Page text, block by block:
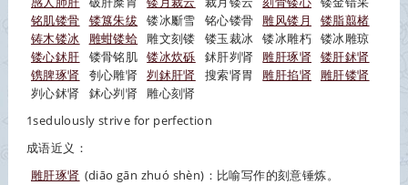
铭肌镂骨
镂簋朱绂 镂冰斸雪 铭心镂骨 雕风镂月
镂脂翦楮
铸木镂冰
雕蚶镂蛤 雕文刻镂 镂玉裁冰 镂冰雕朽 镂冰雕琼
镂心鉥肝
镂骨铭肌 镂冰炊砾 鉥肝刿肾 雕肝琢肾
镂肝鉥肾
镌脾琢肾
刳心雕肾 刿鉥肝肾 搜索肾胃 雕肝掐肾
雕肝镂肾
刿心鉥肾
鉥心刿肾
雕心刻肾
1sedulously strive for perfection
成语近义：
雕肝琢肾 (diāo gān zhuó shèn)：比喻写作的刻意锤炼。